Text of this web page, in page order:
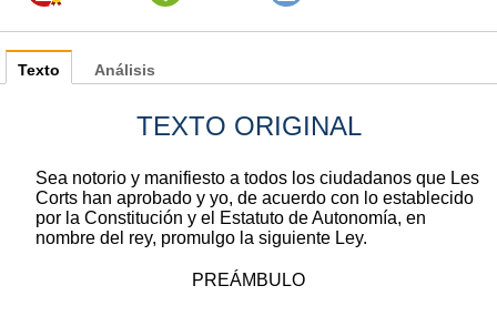
Texto
TEXTO ORIGINAL
Sea notorio y manifiesto a todos los ciudadanos que Les
Corts han aprobado y yo, de acuerdo con lo establecido
por la Constitución y el Estatuto de Autonomía, en
nombre del rey, promulgo la siguiente Ley.
PREÁMBULO
Análisis